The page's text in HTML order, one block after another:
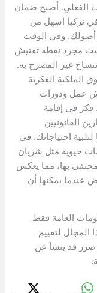
الفعلي. أصبح ضمان
في تركيا أسهل من
أصولك. وفي الوقت
مجرد نقطة تفتيش
غير المصرح به.
الملكية الفكرية
عمل ودورات
فكر في إقامة
القانونيين
احتياجاتك. في
حيوية مثل شريان
بها، مما يعكس
عندما يمكنها أن
العامة فقط
لتقييم
قد ينشأ عن